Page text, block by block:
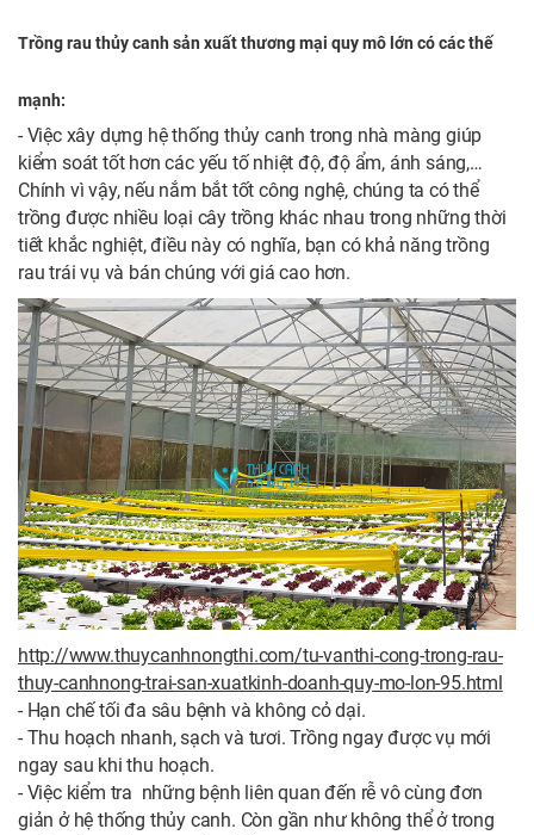
Trồng rau thủy canh sản xuất thương mại quy mô lớn có các thế
mạnh:
- Việc xây dựng hệ thống thủy canh trong nhà màng giúp
kiểm soát tốt hơn các yếu tố nhiệt độ, độ ẩm, ánh sáng,…
Chính vì vậy, nếu nắm bắt tốt công nghệ, chúng ta có thể
trồng được nhiều loại cây trồng khác nhau trong những thời
tiết khắc nghiệt, điều này có nghĩa, bạn có khả năng trồng
rau trái vụ và bán chúng với giá cao hơn.
http://www.thuycanhnongthi.com/tu-vanthi-cong-trong-rau-
thuy-canhnong-trai-san-xuatkinh-doanh-quy-mo-lon-95.html
- Hạn chế tối đa sâu bệnh và không cỏ dại.
- Thu hoạch nhanh, sạch và tươi. Trồng ngay được vụ mới
ngay sau khi thu hoạch.
- Việc kiểm tra những bệnh liên quan đến rễ vô cùng đơn
giản ở hệ thống thủy canh. Còn gần như không thể ở trong